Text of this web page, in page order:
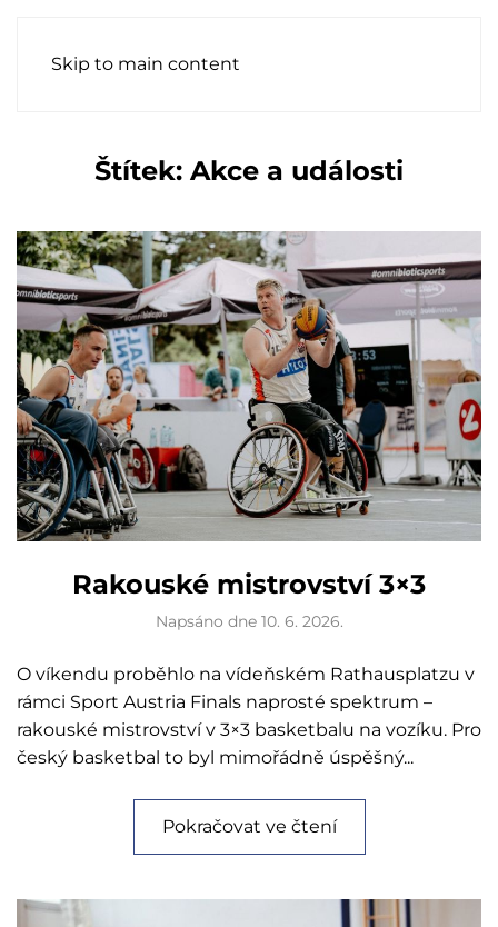
Skip to main content
Štítek: Akce a události
Rakouské mistrovství 3×3
Napsáno dne 10. 6. 2026.
O víkendu proběhlo na vídeňském Rathausplatzu v
rámci Sport Austria Finals naprosté spektrum –
rakouské mistrovství v 3×3 basketbalu na vozíku. Pro
český basketbal to byl mimořádně úspěšný...
Pokračovat ve čtení